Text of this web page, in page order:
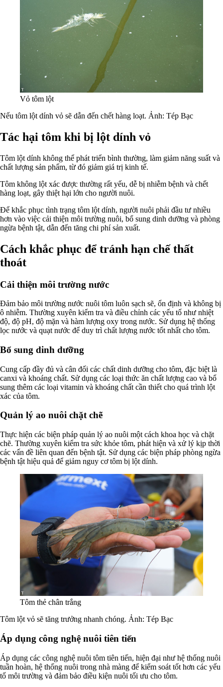
Vỏ tôm lột
Nếu tôm lột dính vỏ sẽ dẫn đến chết hàng loạt. Ảnh: Tép Bạc
Tác hại tôm khi bị lột dính vỏ
Tôm lột dính không thể phát triển bình thường, làm giảm năng suất và
chất lượng sản phẩm, từ đó giảm giá trị kinh tế.
Tôm không lột xác được thường rất yếu, dễ bị nhiễm bệnh và chết
hàng loạt, gây thiệt hại lớn cho người nuôi.
Để khắc phục tình trạng tôm lột dính, người nuôi phải đầu tư nhiều
hơn vào việc cải thiện môi trường nuôi, bổ sung dinh dưỡng và phòng
ngừa bệnh tật, dẫn đến tăng chi phí sản xuất.
Cách khắc phục để tránh hạn chế thất
thoát
Cải thiện môi trường nước
Đảm bảo môi trường nước nuôi tôm luôn sạch sẽ, ổn định và không bị
ô nhiễm. Thường xuyên kiểm tra và điều chỉnh các yếu tố như nhiệt
độ, độ pH, độ mặn và hàm lượng oxy trong nước. Sử dụng hệ thống
lọc nước và quạt nước để duy trì chất lượng nước tốt nhất cho tôm.
Bổ sung dinh dưỡng
Cung cấp đầy đủ và cân đối các chất dinh dưỡng cho tôm, đặc biệt là
canxi và khoáng chất. Sử dụng các loại thức ăn chất lượng cao và bổ
sung thêm các loại vitamin và khoáng chất cần thiết cho quá trình lột
xác của tôm.
Quản lý ao nuôi chặt chẽ
Thực hiện các biện pháp quản lý ao nuôi một cách khoa học và chặt
chẽ. Thường xuyên kiểm tra sức khỏe tôm, phát hiện và xử lý kịp thời
các vấn đề liên quan đến bệnh tật. Sử dụng các biện pháp phòng ngừa
bệnh tật hiệu quả để giảm nguy cơ tôm bị lột dính.
Tôm thẻ chân trắng
Tôm lột vỏ sẽ tăng trưởng nhanh chóng. Ảnh: Tép Bạc
Áp dụng công nghệ nuôi tiên tiến
Áp dụng các công nghệ nuôi tôm tiên tiến, hiện đại như hệ thống nuôi
tuần hoàn, hệ thống nuôi trong nhà màng để kiểm soát tốt hơn các yếu
tố môi trường và đảm bảo điều kiện nuôi tối ưu cho tôm.